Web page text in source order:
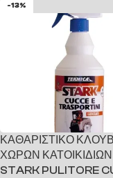
-13%
ΚΑΘΑΡΙΣΤΙΚΟ
ΧΩΡΩΝ ΚΑΤΟΙΚΙΔΙΩΝ
STARK PULITORE